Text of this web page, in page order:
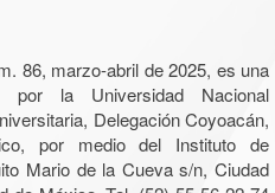
86, marzo-abril de 2025, es una
por la Universidad Nacional
Delegación Coyoacán,
por medio del Instituto de
Mario de la Cueva s/n, Ciudad